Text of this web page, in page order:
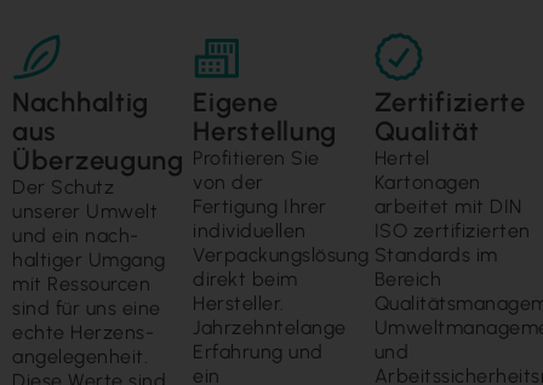
Nachhaltig
aus
Überzeugung
Der Schutz
unserer Um­welt
und ein nach­
haltiger Um­gang
mit Ressour­cen
sind für uns eine
echte Herzens­
ange­legen­heit.
Eigene
Herstellung
Profitieren Sie
von der
Fertigung Ihrer
individuellen
Verpackungslösung
direkt beim
Hersteller.
Jahrzehntelange
Erfahrung und
ein
Zertifizierte
Qualität
Hertel
Kartonagen
arbeitet mit DIN
ISO zertifizierten
Standards im
Bereich
und